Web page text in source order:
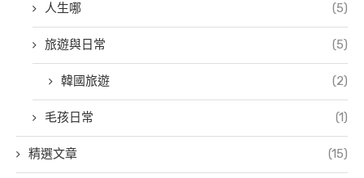
人生哪 (5)
旅遊與日常 (5)
韓國旅遊 (2)
毛孩日常 (1)
精選文章 (15)